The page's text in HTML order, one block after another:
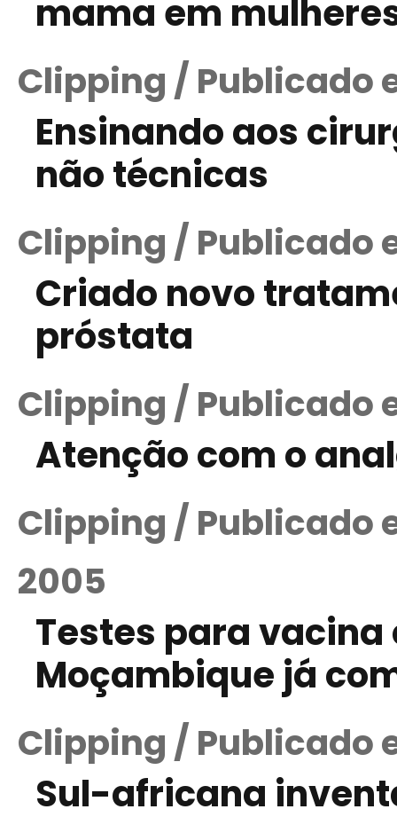
mama em
Clipping / Publicado
Ensinando aos
não técnicas
Clipping / Publicado
Criado novo
próstata
Clipping / Publicado
Atenção com o
Clipping / Publicado
2005
Testes para
Moçambique já
Clipping / Publicado
Sul-africana